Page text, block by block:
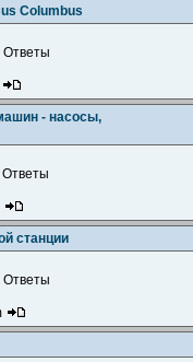
Columbus
Ответы
- насосы,
станции
Ответы